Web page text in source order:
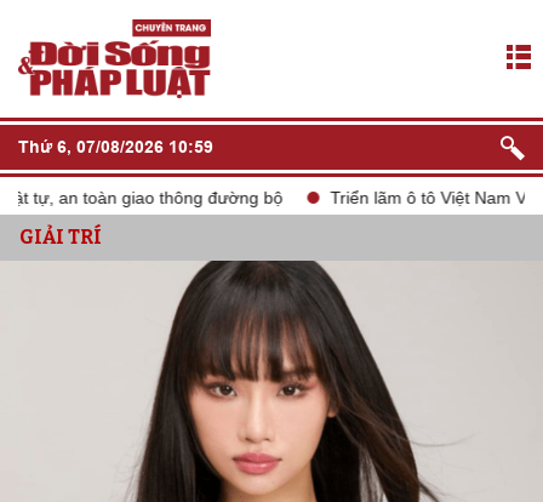
Thứ 6, 07/08/2026 10:59
an toàn giao thông đường bộ Triển lãm ô tô Việt Nam VMS
GIẢI TRÍ